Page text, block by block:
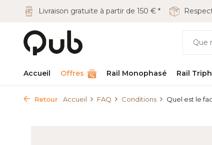
Livraison gratuite à partir de 150 € *
Accueil Offres Rail Monophasé Rail
Retour Accueil FAQ Conditions Quel est le